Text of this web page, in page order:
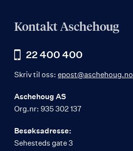
Kontakt Aschehoug
22 400 400
Skriv til oss: epost@aschehoug.no
Aschehoug AS
Org.nr: 935 302 137
Besøksadresse:
Sehesteds gate 3